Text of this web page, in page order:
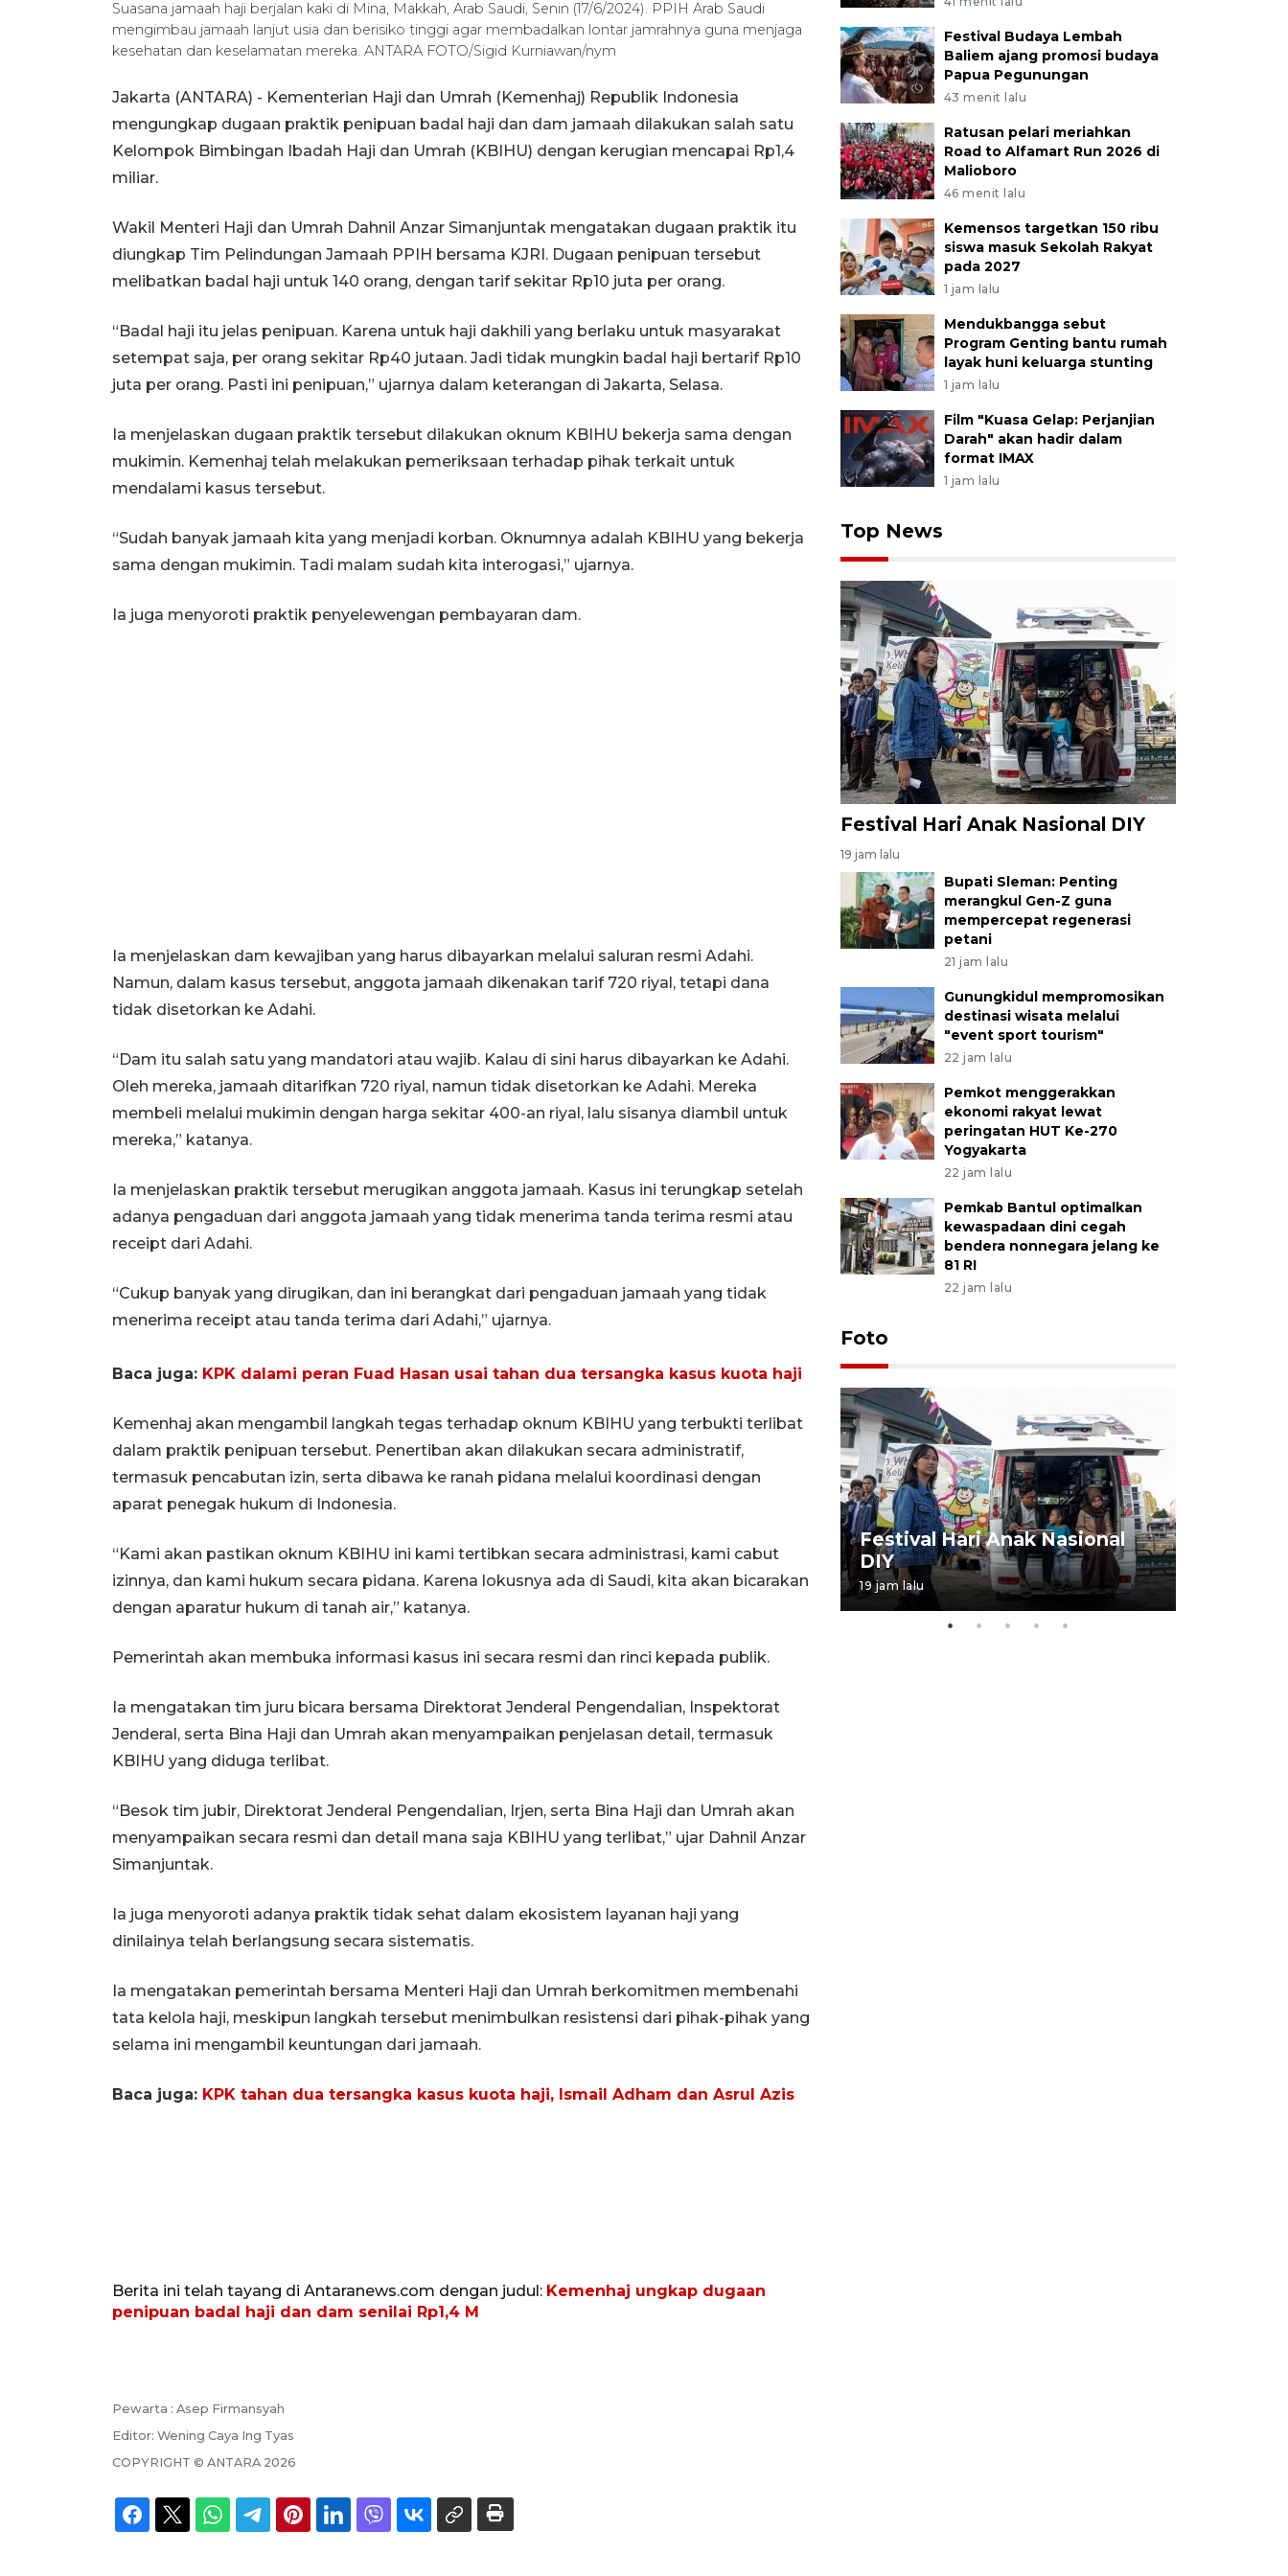
Suasana jamaah haji berjalan kaki di Mina, Makkah, Arab Saudi, Senin (17/6/2024). PPIH Arab Saudi
mengimbau jamaah lanjut usia dan berisiko tinggi agar membadalkan lontar jamrahnya guna menjaga
kesehatan dan keselamatan mereka. ANTARA FOTO/Sigid Kurniawan/nym
Jakarta (ANTARA) - Kementerian Haji dan Umrah (Kemenhaj) Republik Indonesia
mengungkap dugaan praktik penipuan badal haji dan dam jamaah dilakukan salah satu
Kelompok Bimbingan Ibadah Haji dan Umrah (KBIHU) dengan kerugian mencapai Rp1,4
miliar.
Wakil Menteri Haji dan Umrah Dahnil Anzar Simanjuntak mengatakan dugaan praktik itu
diungkap Tim Pelindungan Jamaah PPIH bersama KJRI. Dugaan penipuan tersebut
melibatkan badal haji untuk 140 orang, dengan tarif sekitar Rp10 juta per orang.
“Badal haji itu jelas penipuan. Karena untuk haji dakhili yang berlaku untuk masyarakat
setempat saja, per orang sekitar Rp40 jutaan. Jadi tidak mungkin badal haji bertarif Rp10
juta per orang. Pasti ini penipuan,” ujarnya dalam keterangan di Jakarta, Selasa.
Ia menjelaskan dugaan praktik tersebut dilakukan oknum KBIHU bekerja sama dengan
mukimin. Kemenhaj telah melakukan pemeriksaan terhadap pihak terkait untuk
mendalami kasus tersebut.
“Sudah banyak jamaah kita yang menjadi korban. Oknumnya adalah KBIHU yang bekerja
sama dengan mukimin. Tadi malam sudah kita interogasi,” ujarnya.
Ia juga menyoroti praktik penyelewengan pembayaran dam.
Ia menjelaskan dam kewajiban yang harus dibayarkan melalui saluran resmi Adahi.
Namun, dalam kasus tersebut, anggota jamaah dikenakan tarif 720 riyal, tetapi dana
tidak disetorkan ke Adahi.
“Dam itu salah satu yang mandatori atau wajib. Kalau di sini harus dibayarkan ke Adahi.
Oleh mereka, jamaah ditarifkan 720 riyal, namun tidak disetorkan ke Adahi. Mereka
membeli melalui mukimin dengan harga sekitar 400-an riyal, lalu sisanya diambil untuk
mereka,” katanya.
Ia menjelaskan praktik tersebut merugikan anggota jamaah. Kasus ini terungkap setelah
adanya pengaduan dari anggota jamaah yang tidak menerima tanda terima resmi atau
receipt dari Adahi.
“Cukup banyak yang dirugikan, dan ini berangkat dari pengaduan jamaah yang tidak
menerima receipt atau tanda terima dari Adahi,” ujarnya.
Baca juga: KPK dalami peran Fuad Hasan usai tahan dua tersangka kasus kuota haji
Kemenhaj akan mengambil langkah tegas terhadap oknum KBIHU yang terbukti terlibat
dalam praktik penipuan tersebut. Penertiban akan dilakukan secara administratif,
termasuk pencabutan izin, serta dibawa ke ranah pidana melalui koordinasi dengan
aparat penegak hukum di Indonesia.
“Kami akan pastikan oknum KBIHU ini kami tertibkan secara administrasi, kami cabut
izinnya, dan kami hukum secara pidana. Karena lokusnya ada di Saudi, kita akan bicarakan
dengan aparatur hukum di tanah air,” katanya.
Pemerintah akan membuka informasi kasus ini secara resmi dan rinci kepada publik.
Ia mengatakan tim juru bicara bersama Direktorat Jenderal Pengendalian, Inspektorat
Jenderal, serta Bina Haji dan Umrah akan menyampaikan penjelasan detail, termasuk
KBIHU yang diduga terlibat.
“Besok tim jubir, Direktorat Jenderal Pengendalian, Irjen, serta Bina Haji dan Umrah akan
menyampaikan secara resmi dan detail mana saja KBIHU yang terlibat,” ujar Dahnil Anzar
Simanjuntak.
Ia juga menyoroti adanya praktik tidak sehat dalam ekosistem layanan haji yang
dinilainya telah berlangsung secara sistematis.
Ia mengatakan pemerintah bersama Menteri Haji dan Umrah berkomitmen membenahi
tata kelola haji, meskipun langkah tersebut menimbulkan resistensi dari pihak-pihak yang
selama ini mengambil keuntungan dari jamaah.
Baca juga: KPK tahan dua tersangka kasus kuota haji, Ismail Adham dan Asrul Azis
Berita ini telah tayang di Antaranews.com dengan judul: Kemenhaj ungkap dugaan
penipuan badal haji dan dam senilai Rp1,4 M
Pewarta : Asep Firmansyah
Editor: Wening Caya Ing Tyas
COPYRIGHT © ANTARA 2026
Festival Budaya Lembah
Baliem ajang promosi budaya
Papua Pegunungan
43 menit lalu
Ratusan pelari meriahkan
Road to Alfamart Run 2026 di
Malioboro
46 menit lalu
Kemensos targetkan 150 ribu
siswa masuk Sekolah Rakyat
pada 2027
1 jam lalu
Mendukbangga sebut
Program Genting bantu rumah
layak huni keluarga stunting
1 jam lalu
Film "Kuasa Gelap: Perjanjian
Darah" akan hadir dalam
format IMAX
1 jam lalu
Top News
Festival Hari Anak Nasional DIY
19 jam lalu
Bupati Sleman: Penting
merangkul Gen-Z guna
mempercepat regenerasi
petani
21 jam lalu
Gunungkidul mempromosikan
destinasi wisata melalui
"event sport tourism"
22 jam lalu
Pemkot menggerakkan
ekonomi rakyat lewat
peringatan HUT Ke-270
Yogyakarta
22 jam lalu
Pemkab Bantul optimalkan
kewaspadaan dini cegah
bendera nonnegara jelang ke
81 RI
22 jam lalu
Foto
ANTARA Biro DIY
03 August 2026 17:24 WIB
Festival Hari Anak Nasional
DIY
19 jam lalu